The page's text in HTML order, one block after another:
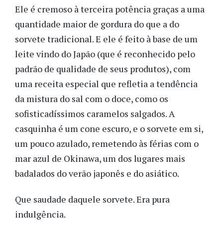
Ele é cremoso à terceira potência graças a uma
quantidade maior de gordura do que a do
sorvete tradicional. E ele é feito à base de um
leite vindo do Japão (que é reconhecido pelo
padrão de qualidade de seus produtos), com
uma receita especial que refletia a tendência
da mistura do sal com o doce, como os
sofisticadíssimos caramelos salgados. A
casquinha é um cone escuro, e o sorvete em si,
um pouco azulado, remetendo às férias com o
mar azul de Okinawa, um dos lugares mais
badalados do verão japonês e do asiático.
Que saudade daquele sorvete. Era pura
indulgência.